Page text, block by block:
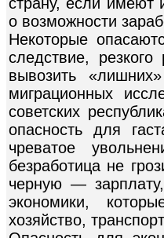
о возможности
Некоторые
следствие,
вывозить
миграционных
советских
опасность для
чреватое
безработица не
черную —
экономики,
хозяйство,